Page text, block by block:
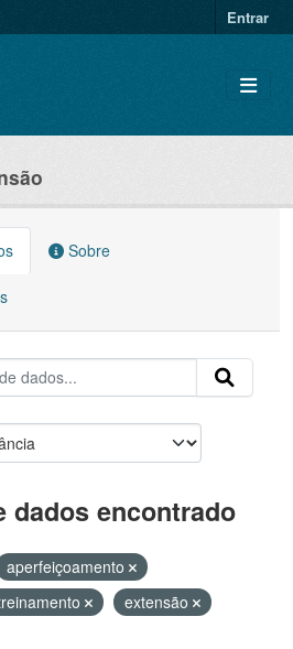
Entrar
Sobre
dados encontrado
aperfeiçoamento
extensão